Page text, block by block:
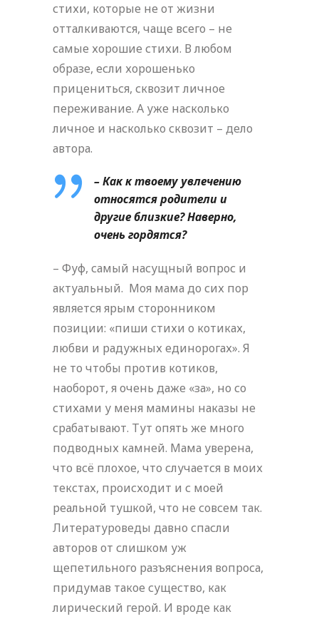
стихи, которые не от жизни
отталкиваются, чаще всего – не
самые хорошие стихи. В любом
образе, если хорошенько
прицениться, сквозит личное
переживание. А уже насколько
личное и насколько сквозит – дело
автора.
–Как к твоему увлечению
относятся родители и
другие близкие?Наверно,
очень гордятся?
– Фуф, самый насущный вопрос и
актуальный. Моя мама до сих пор
является ярым сторонником
позиции: «пиши стихи о котиках,
любви и радужных единорогах». Я
не то чтобы против котиков,
наоборот, я очень даже «за», но со
стихами у меня мамины наказы не
срабатывают. Тут опять же много
подводных камней. Мама уверена,
что всё плохое, что случается в моих
текстах, происходит и с моей
реальной тушкой, что не совсем так.
Литературоведы давно спасли
авторов от слишком уж
щепетильного разъяснения вопроса,
придумав такое существо, как
лирический герой. И вроде как